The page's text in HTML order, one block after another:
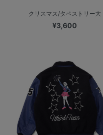
クリスマス/タペストリー大
¥3,600